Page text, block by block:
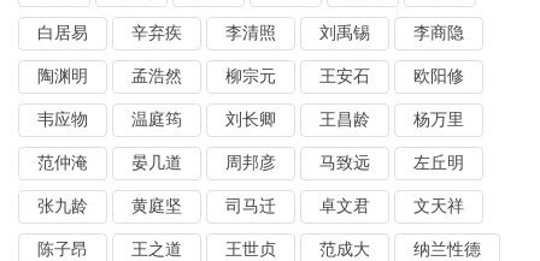
白居易 辛弃疾 李清照 刘禹锡 李商隐
陶渊明 孟浩然 柳宗元 王安石 欧阳修
韦应物 温庭筠 刘长卿 王昌龄 杨万里
范仲淹 晏几道 周邦彦 马致远 左丘明
张九龄 黄庭坚 司马迁 卓文君 文天祥
陈子昂 王之道 王世贞 范成大 纳兰性德